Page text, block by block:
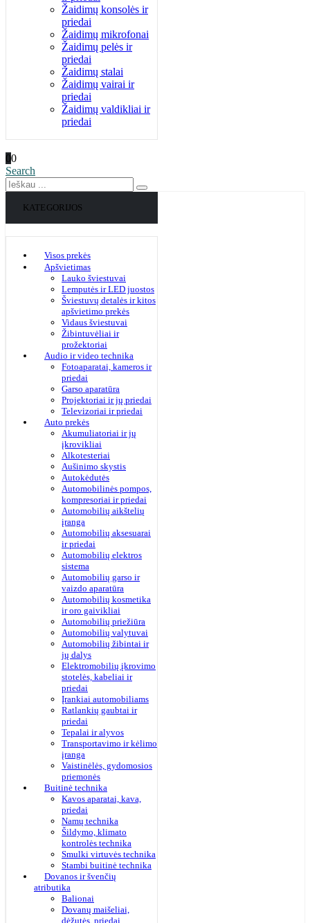
Žaidimų konsolės ir
priedai
Žaidimų mikrofonai
Žaidimų pelės ir
priedai
Žaidimų stalai
Žaidimų vairai ir
priedai
Žaidimų valdikliai ir
priedai
00
Search
KATEGORIJOS
Visos prekės
Apšvietimas
Lauko šviestuvai
Lemputės ir LED juostos
Šviestuvų detalės ir kitos
apšvietimo prekės
Vidaus šviestuvai
Žibintuvėliai ir
prožektoriai
Audio ir video technika
Fotoaparatai, kameros ir
priedai
Garso aparatūra
Projektoriai ir jų priedai
Televizoriai ir priedai
Auto prekės
Akumuliatoriai ir jų
įkrovikliai
Alkotesteriai
Aušinimo skystis
Autokėdutės
Automobilinės pompos,
kompresoriai ir priedai
Automobilių aikštelių
įranga
Automobilių aksesuarai
ir priedai
Automobilių elektros
sistema
Automobilių garso ir
vaizdo aparatūra
Automobilių kosmetika
ir oro gaivikliai
Automobilių priežiūra
Automobilių valytuvai
Automobilių žibintai ir
jų dalys
Elektromobilių įkrovimo
stotelės, kabeliai ir
priedai
Įrankiai automobiliams
Ratlankių gaubtai ir
priedai
Tepalai ir alyvos
Transportavimo ir kėlimo
įranga
Vaistinėlės, gydomosios
priemonės
Buitinė technika
Kavos aparatai, kava,
priedai
Namų technika
Šildymo, klimato
kontrolės technika
Smulki virtuvės technika
Stambi buitinė technika
Dovanos ir švenčių
atributika
Balionai
Dovanų maišeliai,
dėžutės, priedai